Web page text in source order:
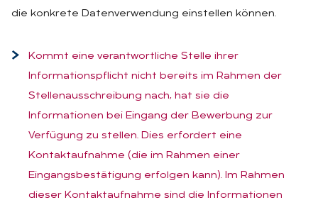
die konkrete Datenverwendung einstellen können.
Kommt eine verantwortliche Stelle ihrer
Informationspflicht nicht bereits im Rahmen der
Stellenausschreibung nach, hat sie die
Informationen bei Eingang der Bewerbung zur
Verfügung zu stellen. Dies erfordert eine
Kontaktaufnahme (die im Rahmen einer
Eingangsbestätigung erfolgen kann). Im Rahmen
dieser Kontaktaufnahme sind die Informationen